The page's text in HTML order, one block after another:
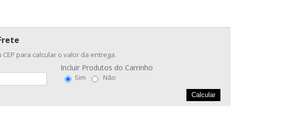
CEP para calcular o valor da entrega.
Incluir Produtos do Carrinho
Sim Não
Calcular